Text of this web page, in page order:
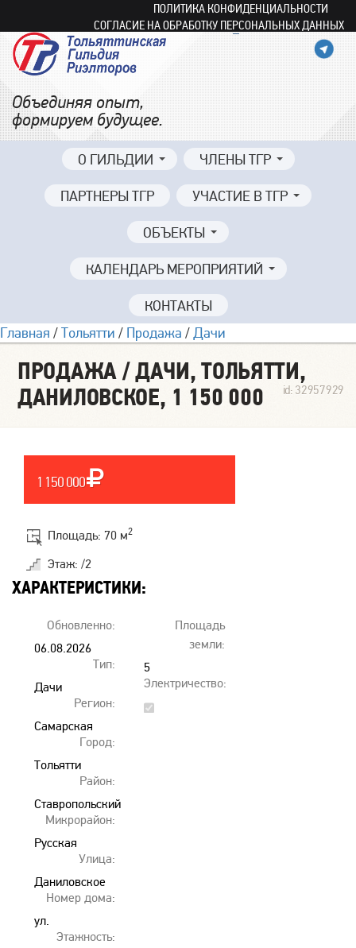
ПОЛИТИКА КОНФИДЕНЦИАЛЬНОСТИ
СОГЛАСИЕ НА ОБРАБОТКУ ПЕРСОНАЛЬНЫХ ДАННЫХ
Объединяя опыт,
формируем будущее.
О ГИЛЬДИИ ЧЛЕНЫ ТГР
ПАРТНЕРЫ ТГР УЧАСТИЕ В ТГР
ОБЪЕКТЫ
КАЛЕНДАРЬ МЕРОПРИЯТИЙ
КОНТАКТЫ
Главная /Тольятти / Продажа /Дачи
ПРОДАЖА / ДАЧИ, ТОЛЬЯТТИ,
ДАНИЛОВСКОЕ, 1 150 000
id: 32957929
1 150 000
Площадь: 70 м2
Этаж: /2
ХАРАКТЕРИСТИКИ:
Обновленно:
06.08.2026
Тип:
Дачи
Регион:
Самарская
Город:
Тольятти
Район:
Ставропольский
Микрорайон:
Русская
БорковкаУлица:
Даниловское
Номер дома:
ул.
Этажность:
Площадь
земли:
5
Электричество: